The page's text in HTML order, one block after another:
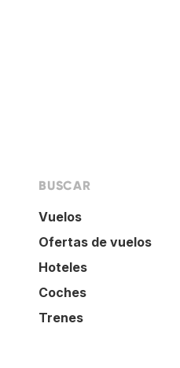
BUSCAR
Vuelos
Ofertas de vuelos
Hoteles
Coches
Trenes